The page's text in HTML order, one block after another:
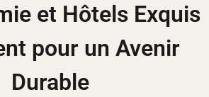
et Hôtels Exquis
pour un Avenir
Durable